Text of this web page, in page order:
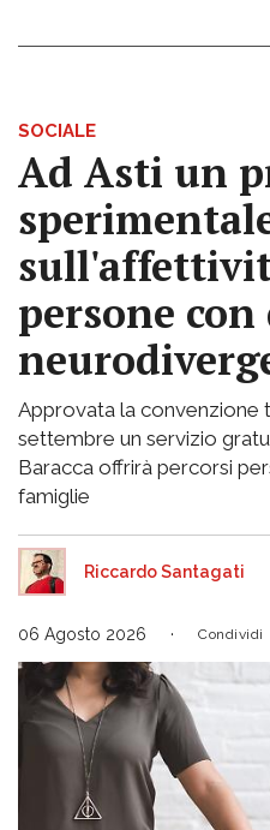
SOCIALE
Ad Asti un
persone
Approvata la convenzione
settembre un servizio
Baracca offrirà percorsi
famiglie
Riccardo Santagati
06 Agosto 2026 Condividi